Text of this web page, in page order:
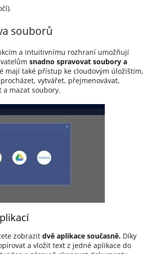
souborů
a intuitivnímu rozhraní umožňují
snadno spravovat soubory a
mají také přístup ke cloudovým úložištím,
vytvářet, přejmenovávat,
a mazat soubory.
zobrazit dvě aplikace současně. Díky
a vložit text z jedné aplikace do